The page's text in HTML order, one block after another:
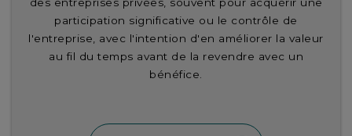
des entreprises privées, souvent pour acquérir une
participation significative ou le contrôle de
l'entreprise, avec l'intention d'en améliorer la valeur
au fil du temps avant de la revendre avec un
bénéfice.